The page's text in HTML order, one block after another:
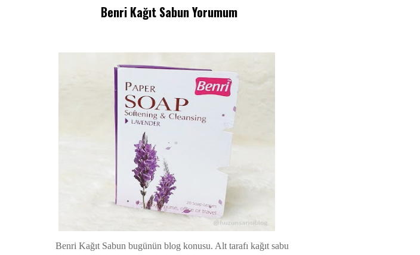
Benri Kağıt Sabun Yorumum
Benri Kağıt Sabun bugünün blog konusu. Alt tarafı kağıt sabun